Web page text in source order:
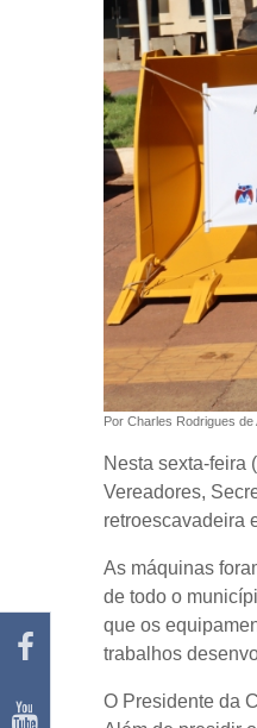
Por Charles Rodrigues de
Nesta sexta-feira
Vereadores,
retroescavadeira
As máquinas
de todo o
que os
trabalhos
O Presidente da